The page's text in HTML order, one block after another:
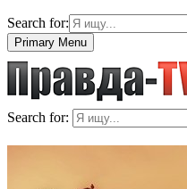
Search for:
Primary Menu
Search for: